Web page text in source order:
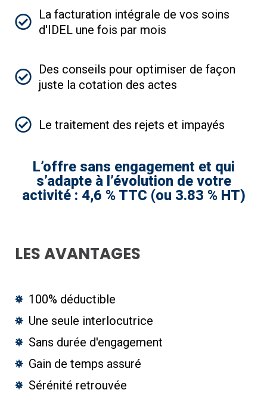
La facturation intégrale de vos soins
d'IDEL une fois par mois
Des conseils pour optimiser de façon
juste la cotation des actes
Le traitement des rejets et impayés
L’offre sans engagement et qui
s’adapte à l’évolution de votre
activité : 4,6 % TTC (ou 3.83 % HT)
LES AVANTAGES
100% déductible
Une seule interlocutrice
Sans durée d'engagement
Gain de temps assuré
Sérénité retrouvée